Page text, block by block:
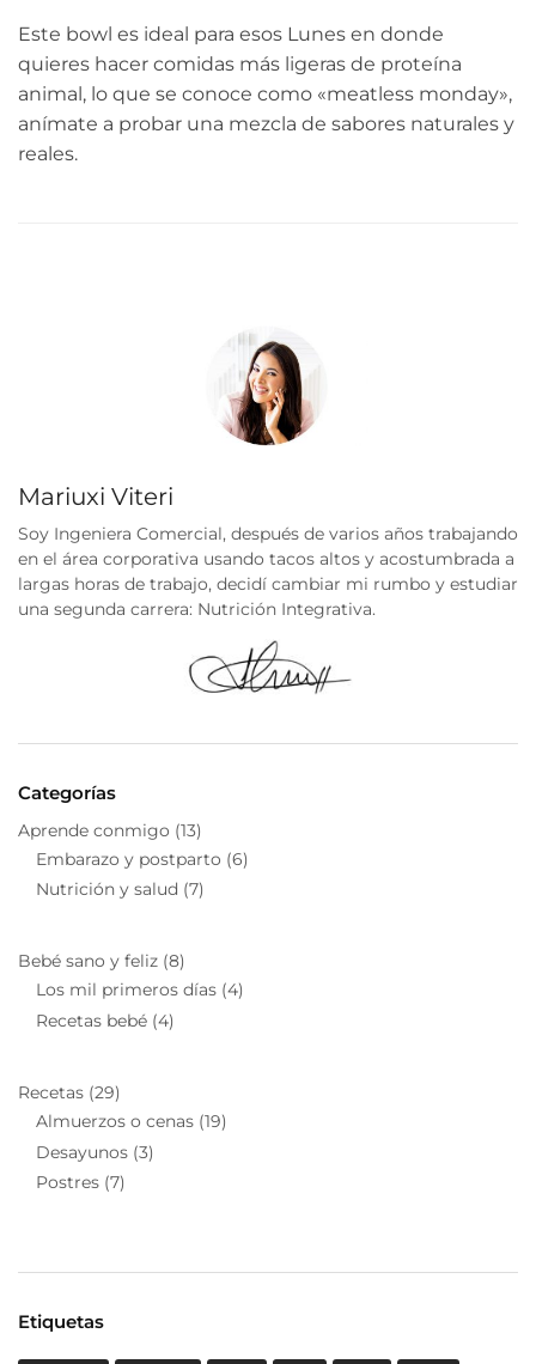
Este bowl es ideal para esos Lunes en donde
quieres hacer comidas más ligeras de proteína
animal, lo que se conoce como «meatless monday»,
anímate a probar una mezcla de sabores naturales y
reales.
Mariuxi Viteri
Soy Ingeniera Comercial, después de varios años trabajando
en el área corporativa usando tacos altos y acostumbrada a
largas horas de trabajo, decidí cambiar mi rumbo y estudiar
una segunda carrera: Nutrición Integrativa.
Categorías
Aprende conmigo (13)
Embarazo y postparto (6)
Nutrición y salud (7)
Bebé sano y feliz (8)
Los mil primeros días (4)
Recetas bebé (4)
Recetas (29)
Almuerzos o cenas (19)
Desayunos (3)
Postres (7)
Etiquetas